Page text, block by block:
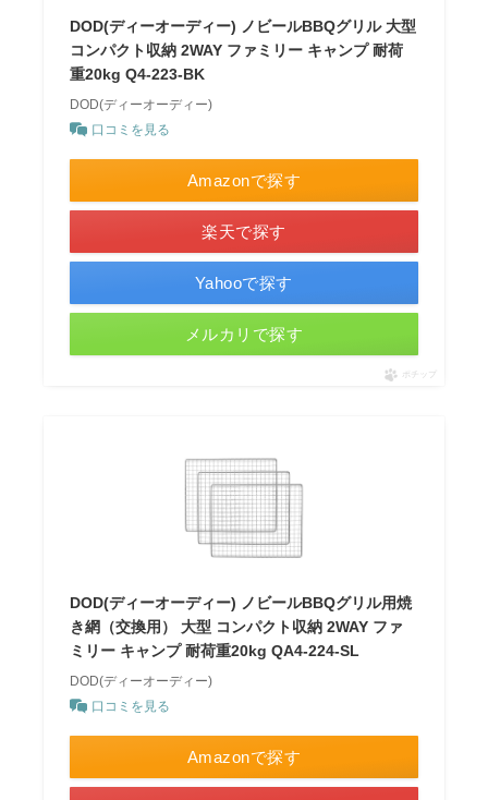
DOD(ディーオーディー) ノビールBBQグリル 大型
コンパクト収納 2WAY ファミリー キャンプ 耐荷
重20kg Q4-223-BK
DOD(ディーオーディー)
口コミを見る
Amazonで探す
楽天で探す
Yahooで探す
メルカリで探す
ポチップ
DOD(ディーオーディー) ノビールBBQグリル用焼
き網（交換用） 大型 コンパクト収納 2WAY ファ
ミリー キャンプ 耐荷重20kg QA4-224-SL
DOD(ディーオーディー)
口コミを見る
Amazonで探す